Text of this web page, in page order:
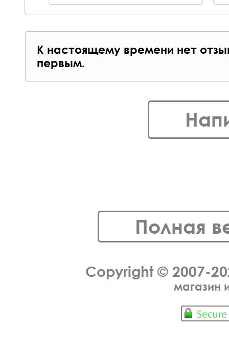
К настоящему времени нет
первым.
Полная
Copyright © 2007-
магазин